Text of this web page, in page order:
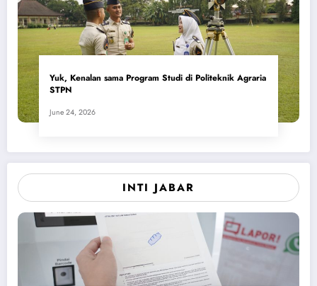
Yuk, Kenalan sama Program Studi di Politeknik Agraria
STPN
June 24, 2026
INTI JABAR